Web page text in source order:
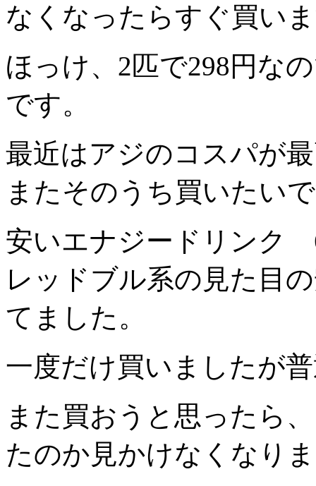
なくなったらすぐ買い
ほっけ、2匹で298円な
です。
最近はアジのコスパが
またそのうち買いたい
安いエナジードリンク
レッドブル系の見た目
てました。
一度だけ買いましたが
また買おうと思ったら
たのか見かけなくなり